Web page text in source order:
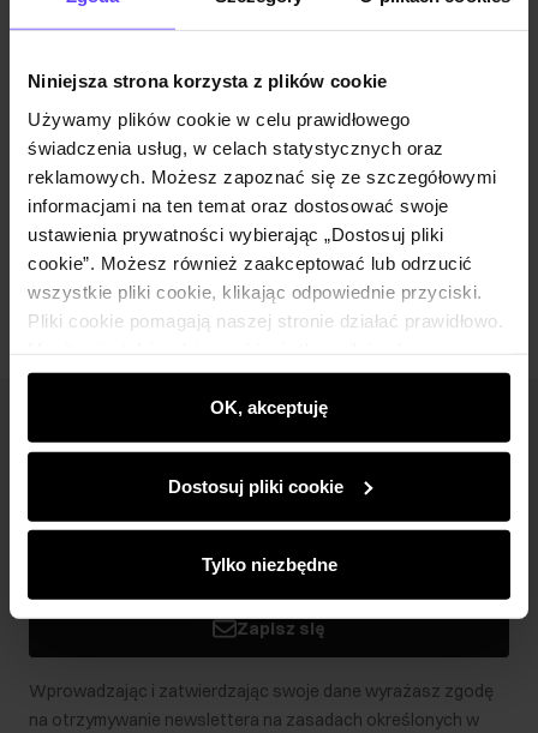
Niniejsza strona korzysta z plików cookie
Używamy plików cookie w celu prawidłowego
świadczenia usług, w celach statystycznych oraz
reklamowych. Możesz zapoznać się ze szczegółowymi
informacjami na ten temat oraz dostosować swoje
ustawienia prywatności wybierając „Dostosuj pliki
cookie”. Możesz również zaakceptować lub odrzucić
wszystkie pliki cookie, klikając odpowiednie przyciski.
Pliki cookie pomagają naszej stronie działać prawidłowo.
wyświetlać im dopasowane do ich preferencji treści,
rekomendacje oraz komunikaty reklamowe informujące o
najnowszych promocjach w e-sklepie. Informacje o tym,
partnerom społecznościowym, reklamowym i
analitycznym. Partnerzy mogą połączyć te informacje z
podczas korzystania z ich usług.
OK, akceptuję
Dostosuj pliki cookie
Tylko niezbędne
Opis produktu
Szczegóły
Skład i wymiary
Opinie
Newsletter
Bądź na bieżąco z nowościami i promocjami!
Zapisz się
Wprowadzając i zatwierdzając swoje dane wyrażasz zgodę
na otrzymywanie newslettera na zasadach określonych w